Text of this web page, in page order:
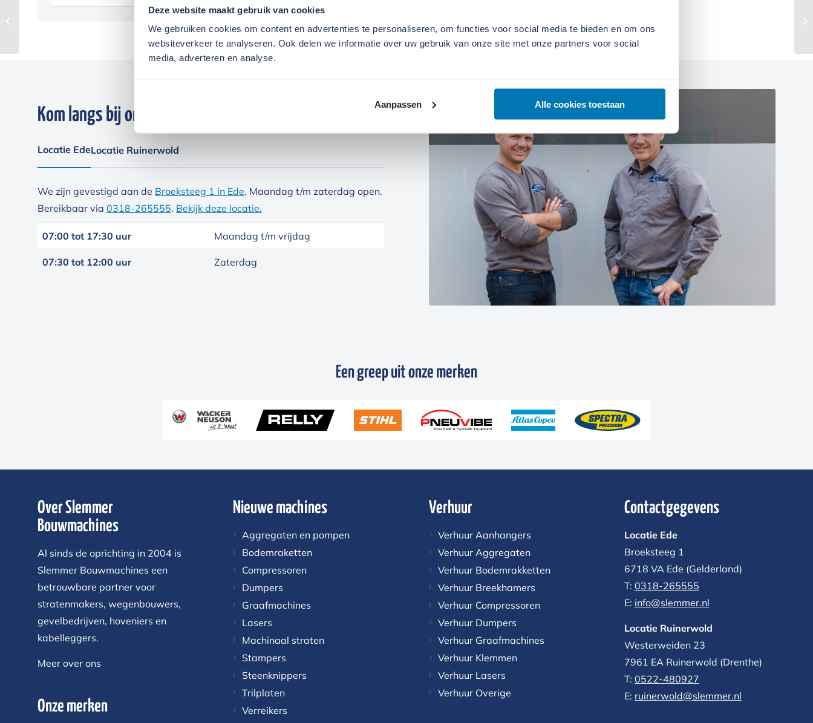
Deze website maakt gebruik van cookies
We gebruiken cookies om content en advertenties te personaliseren, om functies voor social media te bieden en om ons
websiteverkeer te analyseren. Ook delen we informatie over uw gebruik van onze site met onze partners voor social
media, adverteren en analyse.
Aanpassen Alle cookies toestaan
Kom langs bij onze locaties
Locatie EdeLocatie Ruinerwold
We zijn gevestigd aan de Broeksteeg 1 in Ede. Maandag t/m zaterdag open.
Bereikbaar via 0318-265555. Bekijk deze locatie.
07:00 tot 17:30 uur Maandag t/m vrijdag
07:30 tot 12:00 uur Zaterdag
Een greep uit onze merken
Over Slemmer
Bouwmachines
Al sinds de oprichting in 2004 is
Slemmer Bouwmachines een
betrouwbare partner voor
stratenmakers, wegenbouwers,
gevelbedrijven, hoveniers en
kabelleggers.
Meer over ons
Onze merken
Nieuwe machines
Aggregaten en pompen
Bodemraketten
Compressoren
Dumpers
Graafmachines
Lasers
Machinaal straten
Stampers
Steenknippers
Trilplaten
Verreikers
Verhuur
Verhuur Aanhangers
Verhuur Aggregaten
Verhuur Bodemrakketten
Verhuur Breekhamers
Verhuur Compressoren
Verhuur Dumpers
Verhuur Graafmachines
Verhuur Klemmen
Verhuur Lasers
Verhuur Overige
Contactgegevens
Locatie Ede
Broeksteeg 1
6718 VA Ede (Gelderland)
T: 0318-265555
E: info@slemmer.nl
Locatie Ruinerwold
Westerweiden 23
7961 EA Ruinerwold (Drenthe)
T: 0522-480927‬
E: ruinerwold@slemmer.nl